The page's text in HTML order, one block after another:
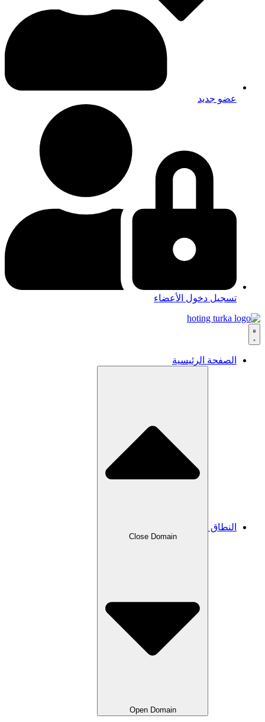
عضو جديد
تسجيل دخول الأعضاء
الصفحة الرئيسية
النطاق
Close Domain
Open Domain